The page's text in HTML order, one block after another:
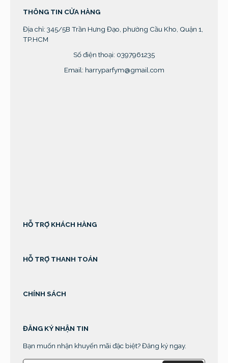
THÔNG TIN CỬA HÀNG
Địa chỉ: 345/5B Trần Hưng Đạo, phường Cầu Kho, Quận 1,
TP.HCM
Số điện thoại: 0397961235
Email: harryparfym@gmail.com
HỖ TRỢ KHÁCH HÀNG
HỖ TRỢ THANH TOÁN
CHÍNH SÁCH
ĐĂNG KÝ NHẬN TIN
Bạn muốn nhận khuyến mãi đặc biệt? Đăng ký ngay.